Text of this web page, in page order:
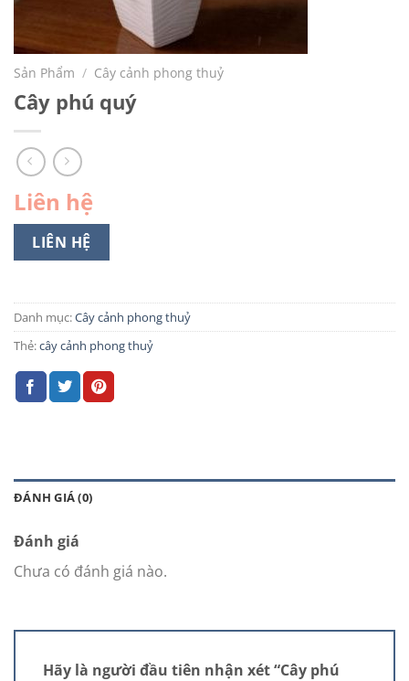
Sản Phẩm / Cây cảnh phong thuỷ
Cây phú quý
Liên hệ
LIÊN HỆ
Danh mục:Cây cảnh phong thuỷ
Thẻ:cây cảnh phong thuỷ
ĐÁNH GIÁ (0)
Đánh giá
Chưa có đánh giá nào.
Hãy là người đầu tiên nhận xét “Cây phú